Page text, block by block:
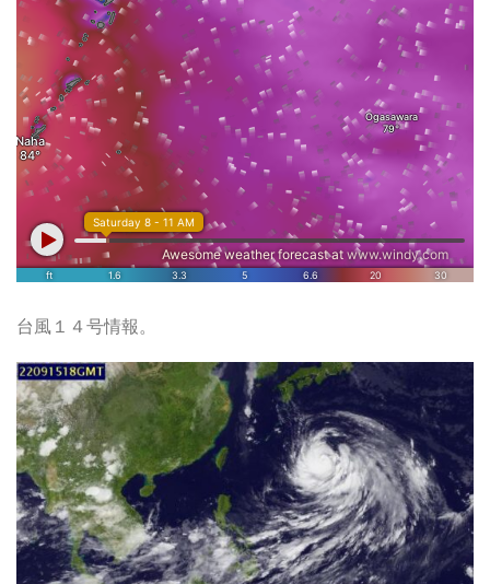
台風１４号情報。